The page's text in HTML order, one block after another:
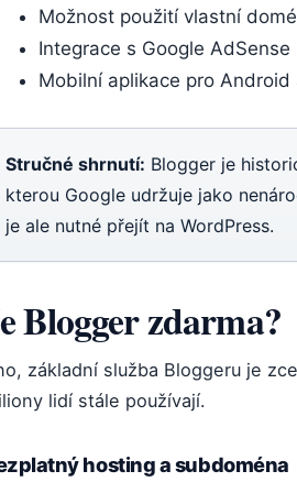
Možnost použití vlastní
Integrace s Google
Mobilní aplikace pro
Stručné shrnutí: Blogger je
kterou Google udržuje jako
je ale nutné přejít na WordPress.
Blogger zdarma?
základní služba Bloggeru je
lidí stále používají.
hosting a subdoména